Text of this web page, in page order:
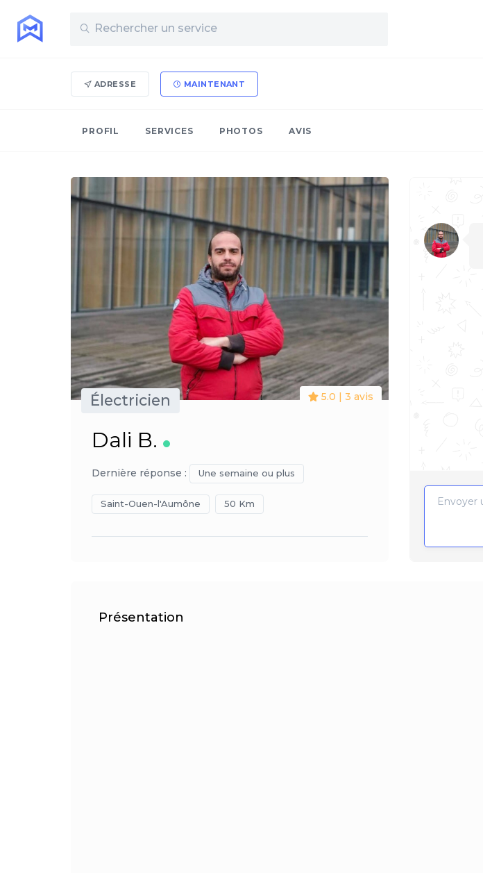
ADRESSE MAINTENANT
PROFIL SERVICES PHOTOS AVIS
5.0 | 3 avis
Électricien
Dali B.
Dernière réponse : Une semaine ou plus
Saint-Ouen-l'Aumône 50 Km
Présentation